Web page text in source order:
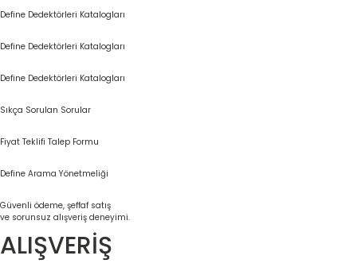
Define Dedektörleri Katalogları
Define Dedektörleri Katalogları
Define Dedektörleri Katalogları
Sıkça Sorulan Sorular
Fiyat Teklifi Talep Formu
Define Arama Yönetmeliği
Güvenli ödeme, şeffaf satış
ve sorunsuz alışveriş deneyimi.
ALIŞVERİŞ